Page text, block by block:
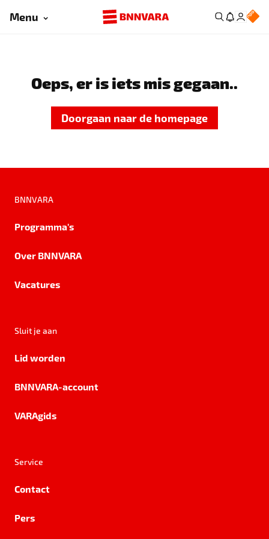
Menu
Oeps, er is iets mis gegaan..
Doorgaan naar de homepage
BNNVARA
Programma's
Over BNNVARA
Vacatures
Sluit je aan
Lid worden
BNNVARA-account
VARAgids
Service
Contact
Pers